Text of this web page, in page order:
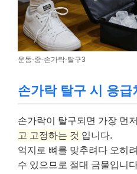
운동-중-손가락-탈구3
손가락 탈구 시 응급
손가락이 탈구되면 가장 먼
고 고정하는 것 입니다.
억지로 뼈를 맞추려다 오히
수 있으므로 절대 금물입니